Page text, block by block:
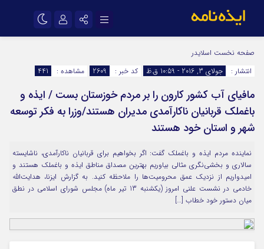
اینستاگرام
سروش
ایتا
آپارات
اپلیکیشن رمز عبور
صفحه نخست اسلایدر
انتشار :
جولای 3, 2016 - 10:59 ق.ظ کد خبر : 2609 مشاهده : 441
مافیای آب کشور کارون را بر مردم خوزستان بست / ایذه و
باغملک قربانیان ناکارآمدی مدیران هستند/وزرا به فکر توسعه
شهر و استان خود هستند
نماینده مردم ایذه و باغملک گفت: اگر بخواهیم برای قربانیان ناکارآمدی، ناشایسته
سالاری و بخشی‌نگری مثالی بیاوریم بهترین مصداق مناطق ایذه و باغملک هستند و
امیدواریم از نزدیک عمق محرومیت‌ها را ملاحظه کنید. به گزارش ایزنا، هدایت‌الله
خادمی در نشست علنی امروز (یکشنبه 13 تیر ماه) مجلس شورای اسلامی در نطق
میان دستور خود خطاب […]